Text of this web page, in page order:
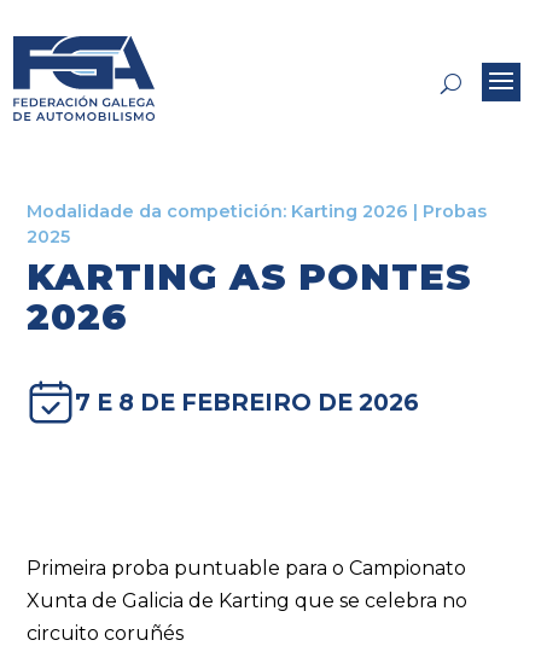
Modalidade da competición: Karting 2026 | Probas
2025
KARTING AS PONTES
2026
7 E 8 DE FEBREIRO DE 2026
Primeira proba puntuable para o Campionato
Xunta de Galicia de Karting que se celebra no
circuito coruñés